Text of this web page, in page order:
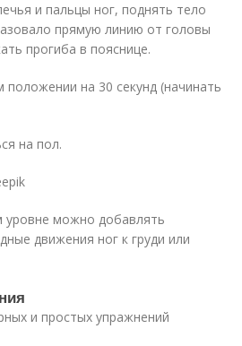
и пальцы ног, поднять тело
прямую линию от головы
прогиба в пояснице.
положении на 30 секунд (начинать
на пол.
уровне можно добавлять
движения ног к груди или
и простых упражнений